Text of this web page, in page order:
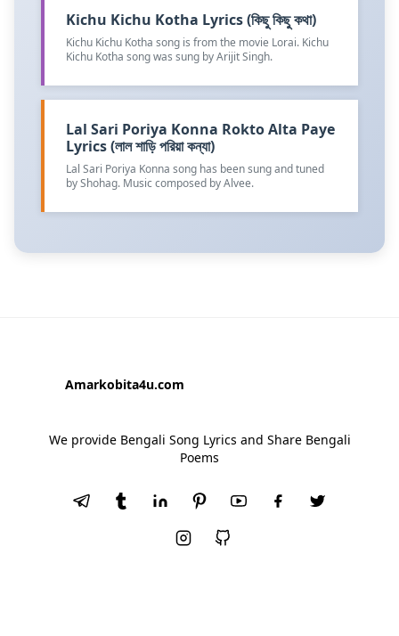
Kichu Kichu Kotha Lyrics (কিছু কিছু কথা)
Kichu Kichu Kotha song is from the movie Lorai. Kichu
Kichu Kotha song was sung by Arijit Singh.
Lal Sari Poriya Konna Rokto Alta Paye
Lyrics (লাল শাড়ি পরিয়া কন্যা)
Lal Sari Poriya Konna song has been sung and tuned
by Shohag. Music composed by Alvee.
Amarkobita4u.com
We provide Bengali Song Lyrics and Share Bengali
Poems